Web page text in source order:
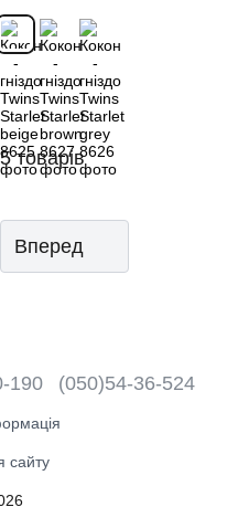
товарів
Вперед
190 (050)54-36-524
сайту